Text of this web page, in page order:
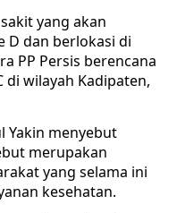
yang akan
D dan berlokasi di
PP Persis berencana
wilayah Kadipaten,
Yakin menyebut
merupakan
yang selama ini
kesehatan.